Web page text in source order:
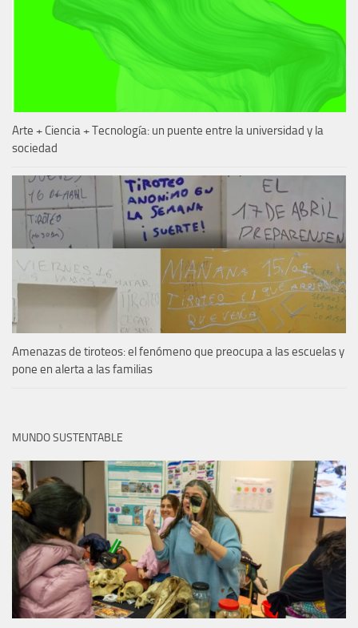
Arte + Ciencia + Tecnología: un puente entre la universidad y la
sociedad
Amenazas de tiroteos: el fenómeno que preocupa a las escuelas y
pone en alerta a las familias
MUNDO SUSTENTABLE